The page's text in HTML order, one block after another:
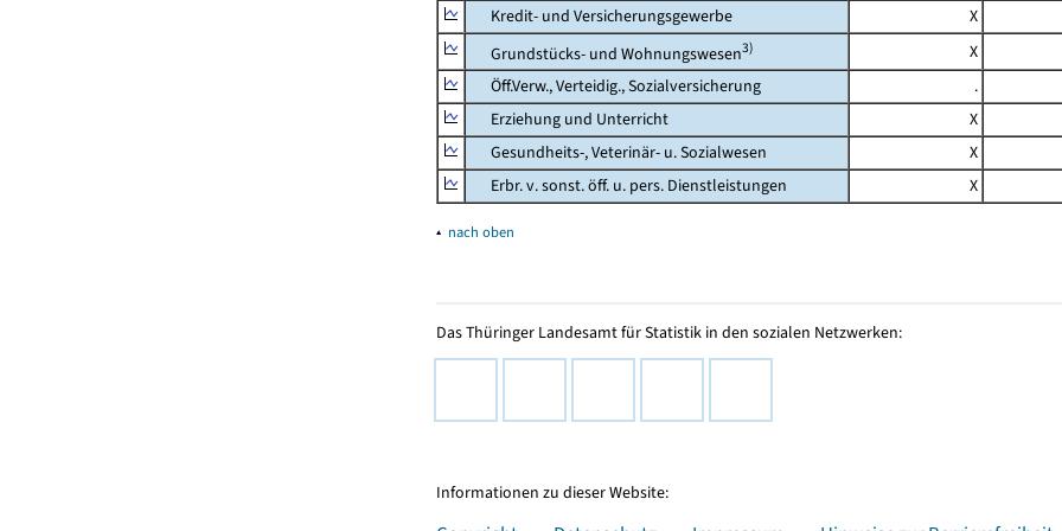
Kredit- und Versicherungsgewerbe
X
Grundstücks- und Wohnungswesen3) X
Öff.Verw., Verteidig., Sozialversicherung
.
Erziehung und Unterricht
X
Gesundheits-, Veterinär- u. Sozialwesen
X
Erbr. v. sonst. öff. u. pers. Dienstleistungen
X
▴ nach oben
Das Thüringer Landesamt für Statistik in den sozialen Netzwerken:
Informationen zu dieser Website: